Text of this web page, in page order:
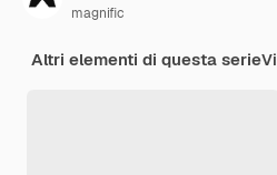
magnific
Altri elementi di questa serie